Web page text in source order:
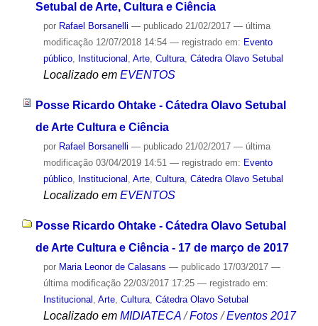
Setubal de Arte, Cultura e Ciência
por Rafael Borsanelli — publicado21/02/2017 — última
modificação12/07/2018 14:54 — registrado em: Evento
público, Institucional , Arte, Cultura, Cátedra Olavo Setubal
Localizado em EVENTOS
Posse Ricardo Ohtake - Cátedra Olavo Setubal
de Arte Cultura e Ciência
por Rafael Borsanelli — publicado21/02/2017 — última
modificação03/04/2019 14:51 — registrado em: Evento
público, Institucional , Arte, Cultura, Cátedra Olavo Setubal
Localizado em EVENTOS
Posse Ricardo Ohtake - Cátedra Olavo Setubal
de Arte Cultura e Ciência - 17 de março de 2017
por Maria Leonor de Calasans — publicado17/03/2017 —
última modificação22/03/2017 17:25 — registrado em:
Institucional Arte, Cultura, Cátedra Olavo Setubal
Localizado em MIDIATECA /Fotos /Eventos 2017